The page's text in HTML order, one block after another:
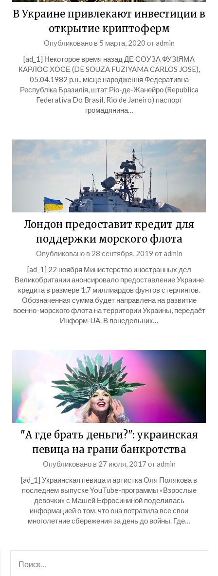
В Украине привлекают инвестиции в
открытие криптоферм
Опубликовано в 5 марта, 2020 отadmin
[ad_1] Некоторое время назад ДЕ СОУЗА ФУЗІЯМА
КАРЛОС ХОСЕ (DE SOUZA FUZIYAMA CARLOS JOSE),
05.04.1982 р.н., місце народження Федеративна
Республіка Бразилія, штат Ріо-де-Жанейро (Republica
Federativa Do Brasil, Rio de Janeiro) паспорт
громадянина…
Лондон предоставит кредит для
поддержки морского флота
Опубликовано в 28 сентября, 2019 отadmin
[ad_1] 22 ноября Министерство иностранных дел
Великобритании анонсировало предоставление Украине
кредита в размере 1,7 миллиардов фунтов стерлингов.
Обозначенная сумма будет направлена на развитие
военно-морского флота на территории Украины, передаёт
Информ-UA. В понедельник…
"А где брать деньги?": украинская
певица на грани банкротства
Опубликовано в 27 июля, 2017 отadmin
[ad_1] Украинская певица и артистка Оля Полякова в
последнем выпуске YouTube-программы «Взрослые
девочки» с Машей Ефросининой поделилась
информацией о том, что она потратила все свои
многолетние сбережения за день до войны. Где…